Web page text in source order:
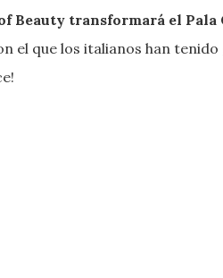
Beauty transformará el
el que los italianos han